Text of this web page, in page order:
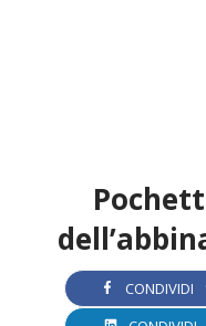
CONDIVIDI